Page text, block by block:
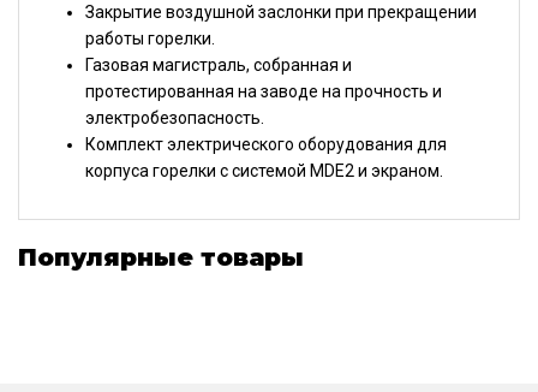
Закрытие воздушной заслонки при прекращении
работы горелки.
Газовая магистраль, собранная и
протестированная на заводе на прочность и
электробезопасность.
Комплект электрического оборудования для
корпуса горелки с системой MDE2 и экраном.
Популярные товары